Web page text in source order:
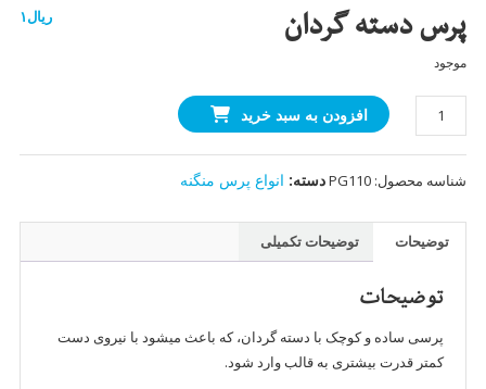
پرس دسته گردان ریال۱
موجود
پرس
دسته
گردان
عدد
افزودن به سبد خرید
شناسه محصول: PG110دسته: انواع پرس منگنه
توضیحات توضیحات تکمیلی
توضیحات
پرسی ساده و کوچک با دسته گردان، که باعث میشود با نیروی دست
کمتر قدرت بیشتری به قالب وارد شود.